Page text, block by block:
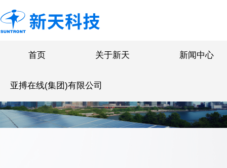
首页 关于新天 新闻中心
亚搏在线(集团)有限公司